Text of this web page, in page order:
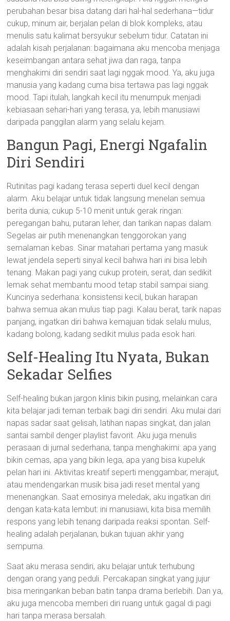
perubahan besar bisa datang dari hal-hal sederhana—tidur
cukup, minum air, berjalan pelan di blok kompleks, atau
menulis satu kalimat bersyukur sebelum tidur. Catatan ini
adalah kisah perjalanan: bagaimana aku mencoba menjaga
keseimbangan antara sehat jiwa dan raga, tanpa
menghakimi diri sendiri saat lagi nggak mood. Ya, aku juga
manusia yang kadang cuma bisa tertawa pas lagi nggak
mood. Tapi itulah, langkah kecil itu menumpuk menjadi
kebiasaan sehari-hari yang terasa, ya, lebih manusiawi
daripada panggilan alarm yang selalu kejam.
Bangun Pagi, Energi Ngafalin
Diri Sendiri
Rutinitas pagi kadang terasa seperti duel kecil dengan
alarm. Aku belajar untuk tidak langsung menelan semua
berita dunia; cukup 5-10 menit untuk gerak ringan:
peregangan bahu, putaran leher, dan tarikan napas dalam.
Segelas air putih menenangkan tenggorokan yang
semalaman kebas. Sinar matahari pertama yang masuk
lewat jendela seperti sinyal kecil bahwa hari ini bisa lebih
tenang. Makan pagi yang cukup protein, serat, dan sedikit
lemak sehat membantu mood tetap stabil sampai siang.
Kuncinya sederhana: konsistensi kecil, bukan harapan
bahwa semua akan mulus tiap pagi. Kalau berat, tarik napas
panjang, ingatkan diri bahwa kemajuan tidak selalu mulus,
kadang bolong, kadang sedikit mulus pada esok hari.
Self-Healing Itu Nyata, Bukan
Sekadar Selfies
Self-healing bukan jargon klinis bikin pusing, melainkan cara
kita belajar jadi teman terbaik bagi diri sendiri. Aku mulai dari
napas sadar saat gelisah, latihan napas singkat, dan jalan
santai sambil denger playlist favorit. Aku juga menulis
perasaan di jurnal sederhana, tanpa menghakimi: apa yang
bikin cemas, apa yang bikin lega, apa yang bisa kupeluk
pelan hari ini. Aktivitas kreatif seperti menggambar, merajut,
atau mendengarkan musik bisa jadi reset mental yang
menenangkan. Saat emosinya meledak, aku ingatkan diri
dengan kata-kata lembut: ini manusiawi, kita bisa memilih
respons yang lebih tenang daripada reaksi spontan. Self-
healing adalah perjalanan, bukan tujuan akhir yang
sempurna.
Saat aku merasa sendiri, aku belajar untuk terhubung
dengan orang yang peduli. Percakapan singkat yang jujur
bisa meringankan beban batin tanpa drama berlebih. Dan ya,
aku juga mencoba memberi diri ruang untuk gagal di pagi
hari tanpa merasa bersalah.